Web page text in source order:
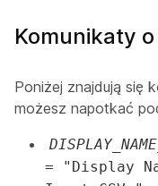
Komunikaty o
Poniżej znajdują się
możesz napotkać
= "Display